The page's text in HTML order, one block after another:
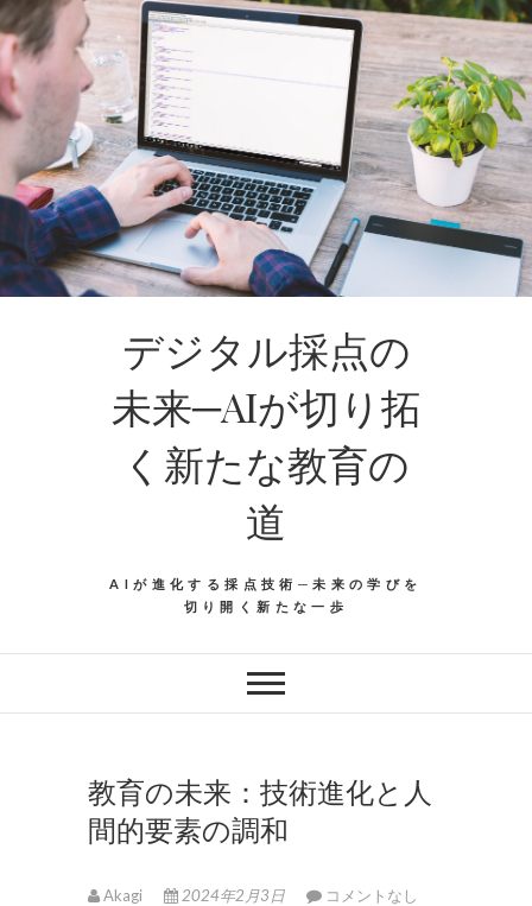
デジタル採点の
未来─AIが切り拓
く新たな教育の
道
AIが進化する採点技術─未来の学びを
切り開く新たな一歩
教育の未来：技術進化と人
間的要素の調和
Akagi 2024年2月3日 コメントなし